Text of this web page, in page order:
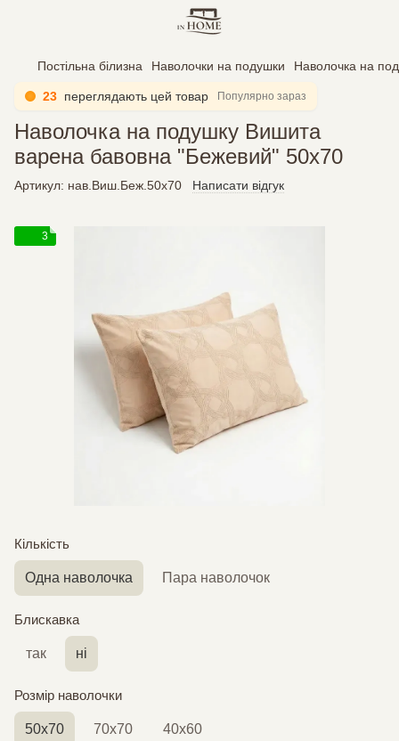
Постільна білизна Наволочки на подушки Наволочка на
23 переглядають цей товар Популярно зараз
Наволочка на подушку Вишита
варена бавовна "Бежевий" 50х70
Артикул: нав.Виш.Беж.50х70 Написати відгук
3
Кількість
Одна наволочка Пара наволочок
Блискавка
так ні
Розмір наволочки
50х70 70х70 40х60